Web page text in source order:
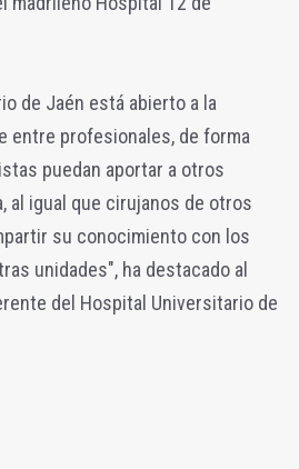
de Jaén está abierto a la
entre profesionales, de forma
puedan aportar a otros
al igual que cirujanos de otros
su conocimiento con los
unidades", ha destacado al
del Hospital Universitario de